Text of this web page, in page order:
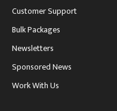
Customer Support
Bulk Packages
Newsletters
Sponsored News
Work With Us